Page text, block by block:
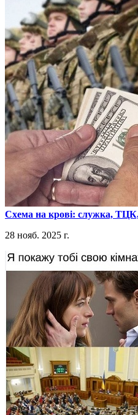
​Схема на крові: служка,
28 нояб. 2025 г.